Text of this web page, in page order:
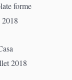
forme
2018